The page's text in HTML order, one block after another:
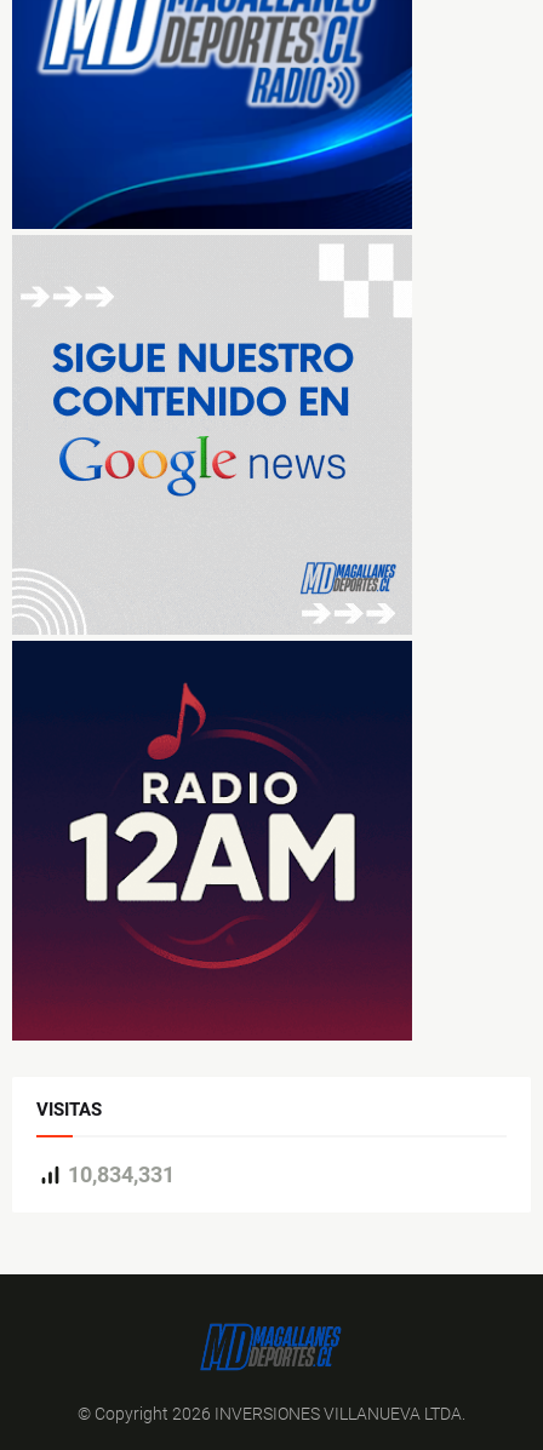
VISITAS
10,834,331
© Copyright 2026 INVERSIONES VILLANUEVA LTDA.